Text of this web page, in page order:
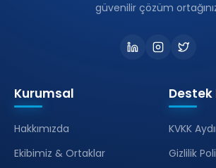
güvenilir çözüm
Kurumsal
Hakkımızda
Ekibimiz & Ortaklar
Destek
KVKK
Gizlilik